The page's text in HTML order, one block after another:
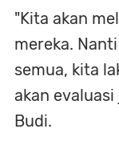
"Kita akan
mereka.
semua, kita
akan
Budi.